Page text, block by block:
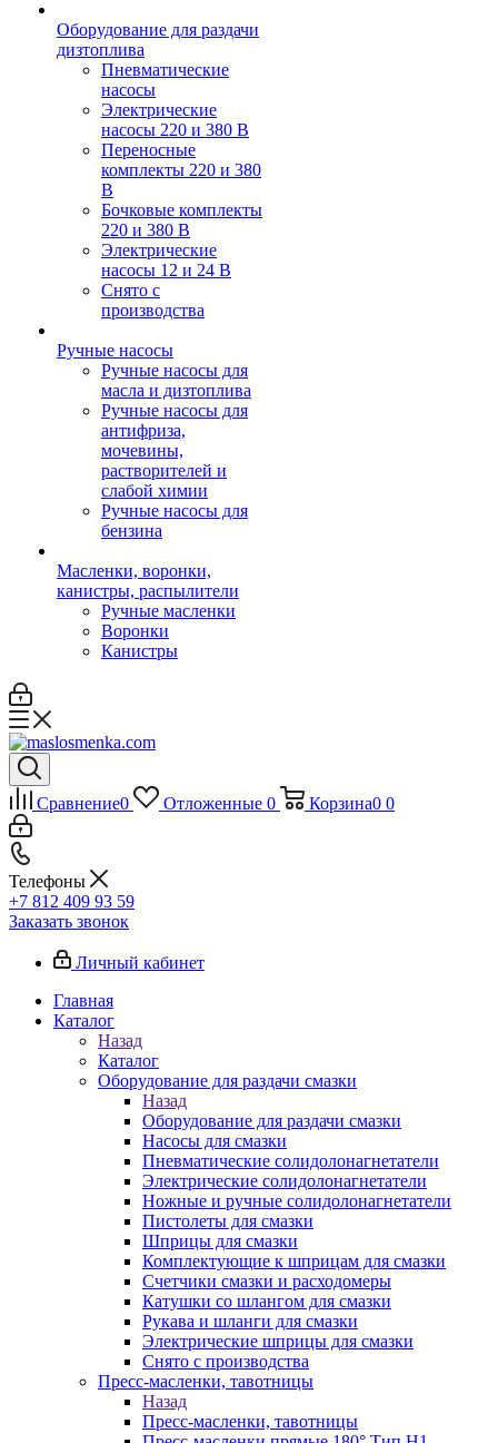
Оборудование для раздачи
дизтоплива
Пневматические
насосы
Электрические
насосы 220 и 380 В
Переносные
комплекты 220 и 380
В
Бочковые комплекты
220 и 380 В
Электрические
насосы 12 и 24 В
Снято с
производства
Ручные насосы
Ручные насосы для
масла и дизтоплива
Ручные насосы для
антифриза,
мочевины,
растворителей и
слабой химии
Ручные насосы для
бензина
Масленки, воронки,
канистры, распылители
Ручные масленки
Воронки
Канистры
Сравнение0 Отложенные 0 Корзина0 0
Телефоны
+7 812 409 93 59
Заказать звонок
Личный кабинет
Главная
Каталог
Назад
Каталог
Оборудование для раздачи смазки
Назад
Оборудование для раздачи смазки
Насосы для смазки
Пневматические солидолонагнетатели
Электрические солидолонагнетатели
Ножные и ручные солидолонагнетатели
Пистолеты для смазки
Шприцы для смазки
Комплектующие к шприцам для смазки
Счетчики смазки и расходомеры
Катушки со шлангом для смазки
Рукава и шланги для смазки
Электрические шприцы для смазки
Снято с производства
Пресс-масленки, тавотницы
Назад
Пресс-масленки, тавотницы